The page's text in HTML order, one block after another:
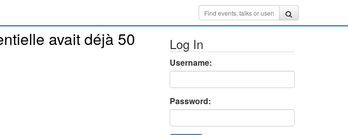
avait déjà 50 Log In
Username:
Password: